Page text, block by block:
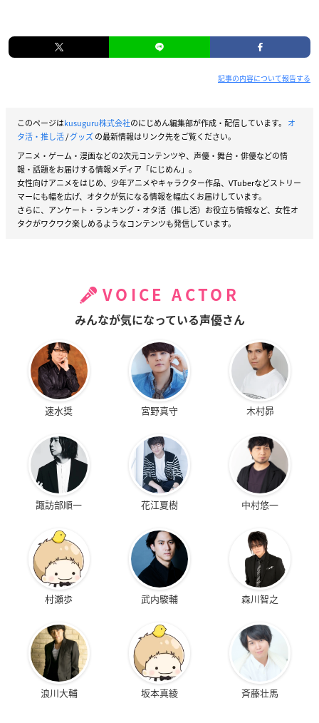
記事の内容について報告する
このページはkusuguru株式会社のにじめん編集部が作成・配信しています。 オ
タ活・推し活/グッズの最新情報はリンク先をご覧ください。
アニメ・ゲーム・漫画などの2次元コンテンツや、声優・舞台・俳優などの情
報・話題をお届けする情報メディア「にじめん」。
女性向けアニメをはじめ、少年アニメやキャラクター作品、VTuberなどストリー
マーにも幅を広げ、オタクが気になる情報を幅広くお届けしています。
さらに、アンケート・ランキング・オタ活（推し活）お役立ち情報など、女性オ
タクがワクワク楽しめるようなコンテンツも発信しています。
VOICE ACTOR
みんなが気になっている声優さん
速水奨 宮野真守 木村昴
諏訪部順一 花江夏樹 中村悠一
村瀬歩 武内駿輔 森川智之
浪川大輔 坂本真綾 斉藤壮馬